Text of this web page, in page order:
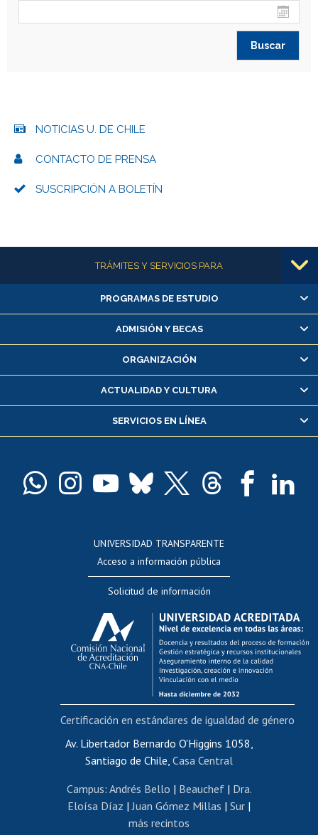
NOTICIAS U. DE CHILE
CONTACTO DE PRENSA
SUSCRIPCIÓN A BOLETÍN
Más informaciónTRÁMITES Y SERVICIOS PARA
Alumnas/os y exalumnas/os
Matrícula en línea
Inscripción y cambio de asignaturas
Consulta y certificado de notas
Servicio médico y dental
Pago de arancel y crédito alumnos
Docentes
Evaluación docente
Calificación académica
Postulación al AUCAI
Funcionarias/os
Cursos internos de capacitación
Bienestar del personal
Portal de movilidad interna
Certificado de renta
Certificado de renta honorarios
Editar páginas blancas
Extranjeras/os
PROGRAMAS DE ESTUDIO
ADMISIÓN Y BECAS
ORGANIZACIÓN
ACTUALIDAD Y CULTURA
SERVICIOS EN LÍNEA
UNIVERSIDAD TRANSPARENTE
Acceso a información pública
Solicitud de información
Av. Libertador Bernardo O'Higgins 1058,
Santiago de Chile, Casa Central
Campus: Andrés Bello | Beauchef| Dra.
Eloísa Díaz |Juan Gómez Millas | Sur |
más recintos
Certificación en estándares de igualdad de género